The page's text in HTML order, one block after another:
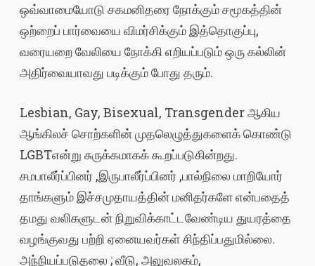
ஒவ்வாமையோடு சகமனிதரை நோக்கும் சமூகத்தின்
ஒற்றைப் பார்வையை விமர்சிக்கும் இத்தொகுப்பு,
வரையறை வேலியை நோக்கி எறியப்படும் ஒரு கல்லின்
அதிர்வையாவது படிக்கும் போது தரும்.
Lesbian, Gay, Bisexual, Transgender ஆகிய
ஆங்கிலச் சொற்களின் முதலெழுத்துகளைக் கொண்டு
LGBTஎன்று சுருக்கமாகக் கூறப்படுகின்றது.
சமபாலீர்ப்பினர் ,இருபாலீர்ப்பினர் ,பால்நிலை மாறியோர்
தாங்களும் இச்சமுதாயத்தின் மனிதர்களே என்பதைத்
தமது வலிகளுடன் நிறுவிக்காட்டவேண்டிய துயரத்தை
வழங்குவது பற்றி ஏனையவர்கள் சிந்திப்பதுமில்லை.
அந்நியப்படுதலை ; வீடு, அலுவலகம்,